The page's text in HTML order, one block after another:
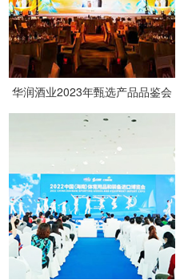
华润酒业2023年甄选产品品鉴会